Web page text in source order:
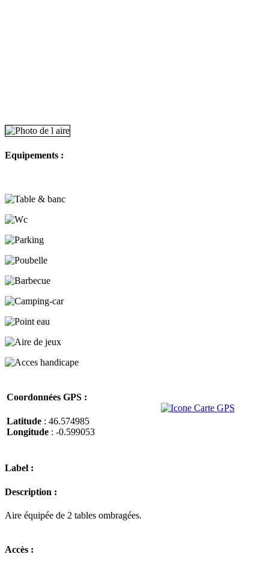
Equipements :
Coordonnées GPS :
Latitude : 46.574985
Longitude : -0.599053
Label :
Description :
Aire équipée de 2 tables ombragées.
Accès :